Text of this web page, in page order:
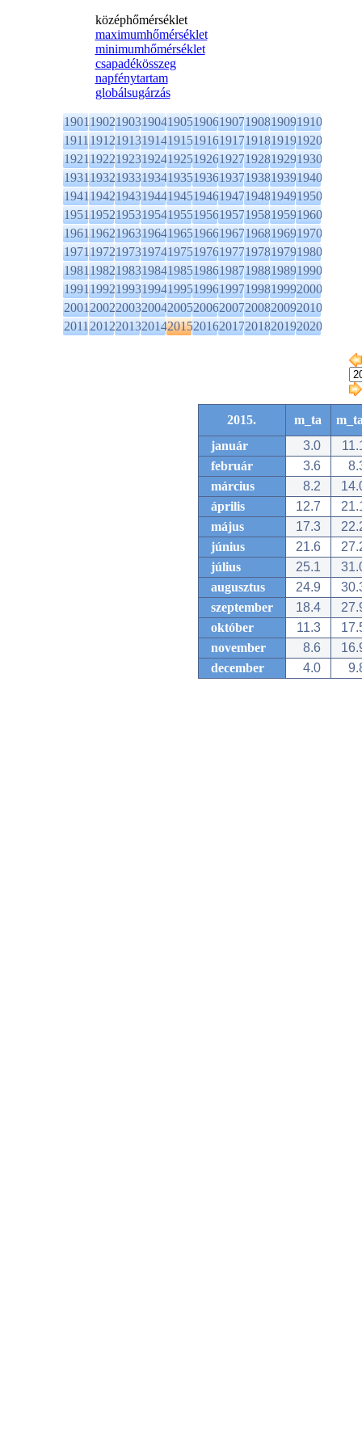
középhőmérséklet
maximumhőmérséklet
minimumhőmérséklet
csapadékösszeg
napfénytartam
globálsugárzás
1901190219031904190519061907190819091910
1911191219131914191519161917191819191920
1921192219231924192519261927192819291930
1931193219331934193519361937193819391940
1941194219431944194519461947194819491950
1951195219531954195519561957195819591960
1961196219631964196519661967196819691970
1971197219731974197519761977197819791980
1981198219831984198519861987198819891990
1991199219931994199519961997199819992000
2001200220032004200520062007200820092010
2011201220132014201520162017201820192020
2015. m_ta
január
3.0
február
3.6
március
8.2
április
12.7
május
17.3
június
21.6
július
25.1
augusztus
24.9
szeptember
18.4
október
11.3
november
8.6
december
4.0